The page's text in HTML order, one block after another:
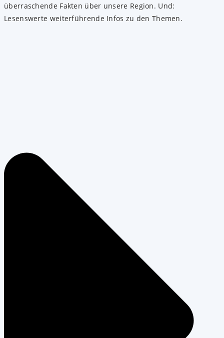
überraschende Fakten über unsere Region. Und:
Lesenswerte weiterführende Infos zu den Themen.